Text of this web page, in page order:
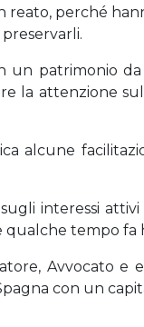
perché
patrimonio
la attenzione
alcune
interessi
tempo fa
Avvocato e
con un